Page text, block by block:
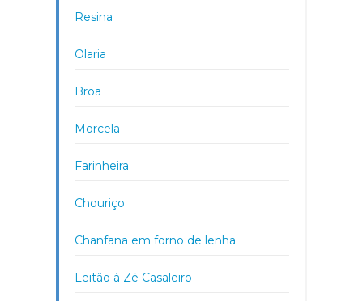
Resina
Olaria
Broa
Morcela
Farinheira
Chouriço
Chanfana em forno de lenha
Leitão à Zé Casaleiro